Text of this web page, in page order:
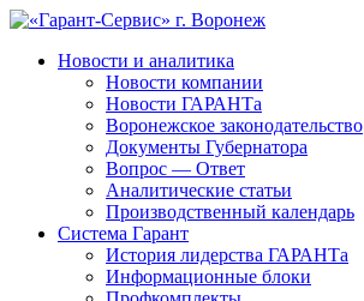
Новости и аналитика
Новости компании
Новости ГАРАНТа
Воронежское законодательство
Документы Губернатора
Вопрос — Ответ
Аналитические статьи
Производственный календарь
Система Гарант
История лидерства ГАРАНТа
Информационные блоки